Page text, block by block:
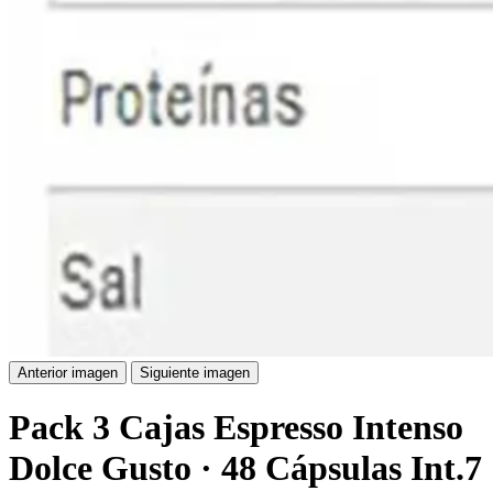
Anterior imagen Siguiente imagen
Pack 3 Cajas Espresso Intenso
Dolce Gusto · 48 Cápsulas Int.7